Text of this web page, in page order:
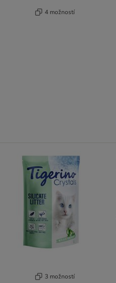
4 možností
3 možností